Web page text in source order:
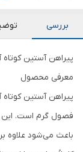
بررسی
پیراهن آستین
معرفی محصول
پیراهن آستین کوتاه
فصول گرم است. این
باعث می‌شود علاوه